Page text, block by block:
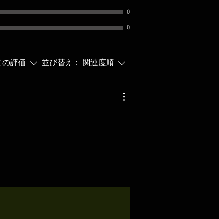
0
0
の評価 並び替え： 関連度順